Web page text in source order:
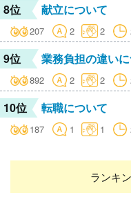
8位 献立について
207 2 2
9位 業務負担の違い
892 2 2
10位 転職について
187 1 1
ランキ